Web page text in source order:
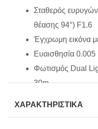
Σταθερός
θέασης 94°) F1.6
Έγχρωμη εικόνα
Ευαισθησία 0.005
Φωτισμός Dual
30m
ΧΑΡΑΚΤΗΡΙΣΤΙΚΑ